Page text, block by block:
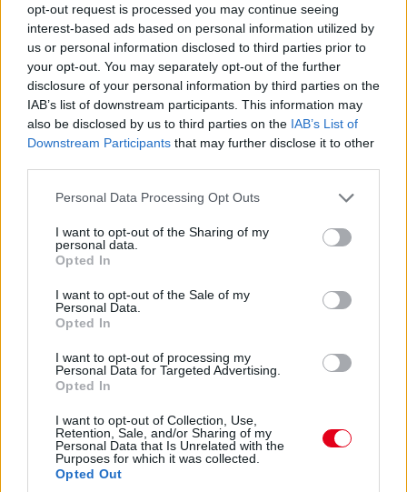
opt-out request is processed you may continue seeing
interest-based ads based on personal information utilized by
us or personal information disclosed to third parties prior to
your opt-out. You may separately opt-out of the further
disclosure of your personal information by third parties on the
IAB’s list of downstream participants. This information may
also be disclosed by us to third parties on the IAB’s List of
Downstream Participants that may further disclose it to other
Please note that this website/app uses one or more Google
not limited to your visit or usage behaviour. You may click to
grant or deny consent to Google and its third-party tags to
use your data for below specified purposes in below Google
consent section.
Personal Data Processing Opt Outs
I want to opt-out of the Sharing of my
personal data.
Opted In
I want to opt-out of the Sale of my
Personal Data.
Opted In
I want to opt-out of processing my
Personal Data for Targeted Advertising.
Opted In
I want to opt-out of Collection, Use,
Retention, Sale, and/or Sharing of my
Personal Data that Is Unrelated with the
Purposes for which it was collected.
Opted Out
Lassuló fejlesztési ütemre számít a Red Bull
Mivel egy új F1-es szabályrendszer első idényéről van szó,
várható volt, hogy kiélezett lesz a fejlesztési háború a csapatok
között. A szezon első felében láthattunk is több nagy fejlesztési
csomagot az istállók többségénél, ezek pedig rendszerint
valóban előrelépést is jelentettek (talán a Haas és a Williams
jelentik a kivételt). A Red Bullnál is működött például a
lassulni fog a fejlesztési ütemük, részben azért, mert a
„Nem tudom, a többiekkel mi a helyzet, de az biztos, hogy egy
a jövő év között. Arra számítok, hogy ez hamarabb meg fog
történni, mint tavaly. Szóval főleg a szabályzat fényében
dönteni fogunk” – idézi Mekiest a Crash.net. „Ami minket illet,
rengeteg fejlesztést hoztunk mostanáig, hogy próbáljuk
korrigálni azt a hatalmas hátrányt, amivel eleinte rendelkeztünk.
Valószínűleg nehéz elképzelni, hogy ebben a ritmusban fogjuk
hogy ledolgozzuk ezt az utolsó három tizedmásodpercet.”